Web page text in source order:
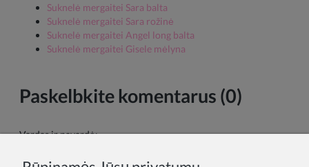
Suknelė mergaitei Sara balta
Suknelė mergaitei Sara rožinė
Suknelė mergaitei Angel long balta
Suknelė mergaitei Gisele mėlyna
Paskelbkite komentarus (0)
Vardas ir pavardė: